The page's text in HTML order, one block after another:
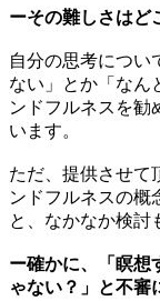
ーその難しさはど
自分の思考につい
ない」とか「なん
ンドフルネスを勧
います。
ただ、提供させて
ンドフルネスの概
と、なかなか検討
ー確かに、「瞑想
ゃない？」と不審